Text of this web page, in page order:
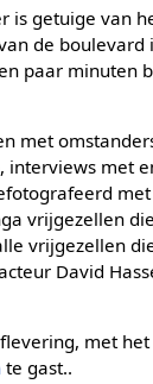
is getuige van
de boulevard
paar minuten
met
met
vrijgezellen
vrijgezellen
David
met het
te gast..